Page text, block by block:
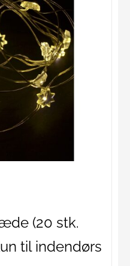
(20 stk.
til indendørs